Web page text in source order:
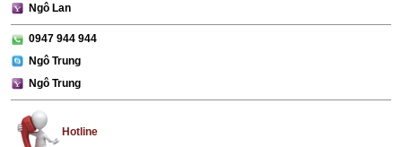
Ngô Lan
0947 944 944
Ngô Trung
Ngô Trung
Hotline